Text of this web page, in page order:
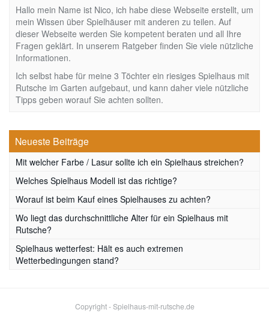
Hallo mein Name ist Nico, ich habe diese Webseite erstellt, um
mein Wissen über Spielhäuser mit anderen zu teilen. Auf
dieser Webseite werden Sie kompetent beraten und all Ihre
Fragen geklärt. In unserem Ratgeber finden Sie viele nützliche
Informationen.
Ich selbst habe für meine 3 Töchter ein riesiges Spielhaus mit
Rutsche im Garten aufgebaut, und kann daher viele nützliche
Tipps geben worauf Sie achten sollten.
Neueste Beiträge
Mit welcher Farbe / Lasur sollte ich ein Spielhaus streichen?
Welches Spielhaus Modell ist das richtige?
Worauf ist beim Kauf eines Spielhauses zu achten?
Wo liegt das durchschnittliche Alter für ein Spielhaus mit
Rutsche?
Spielhaus wetterfest: Hält es auch extremen
Wetterbedingungen stand?
Copyright - Spielhaus-mit-rutsche.de